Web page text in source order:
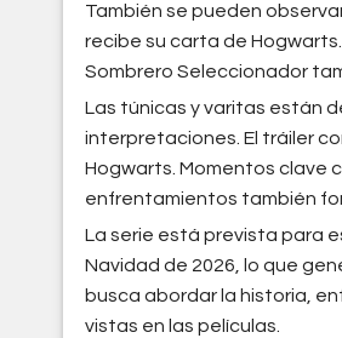
También se pueden
recibe su carta de
Sombrero Seleccionador
Las túnicas y varitas están
interpretaciones. El tráiler
Hogwarts. Momentos clave
enfrentamientos también
La serie está prevista para
Navidad de 2026, lo que
busca abordar la historia,
vistas en las películas.